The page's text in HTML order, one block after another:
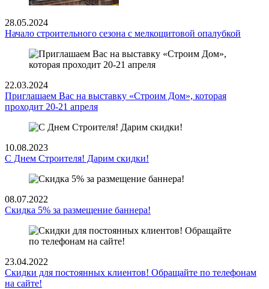
28.05.2024
Начало строительного сезона с мелкощитовой опалубкой
22.03.2024
Приглашаем Вас на выставку «Строим Дом», которая
проходит 20-21 апреля
10.08.2023
С Днем Строителя! Дарим скидки!
08.07.2022
Скидка 5% за размещение баннера!
23.04.2022
Скидки для постоянных клиентов! Обращайте по телефонам
на сайте!